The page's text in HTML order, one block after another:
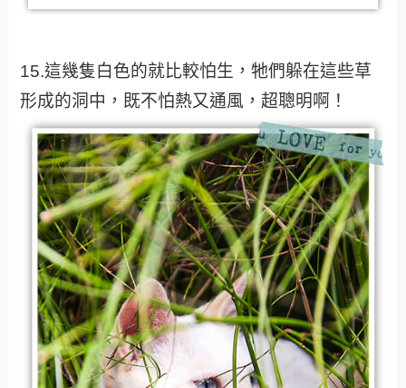
15.這幾隻白色的就比較怕生，牠們躲在這些草
形成的洞中，既不怕熱又通風，超聰明啊！